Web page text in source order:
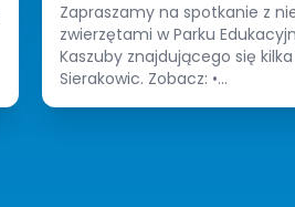
Zapraszamy na spotkanie z
zwierzętami w Parku
Kaszuby znajdującego się
Sierakowic. Zobacz: •...